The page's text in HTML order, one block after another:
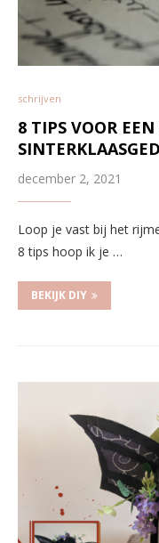
schrijven
8 TIPS VOOR
december 2, 2021
Loop je vast bij het
8 tips hoop ik je …
BEKIJK DIY